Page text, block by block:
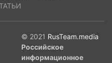
© 2021 RusTeam.media
Российское
информационное